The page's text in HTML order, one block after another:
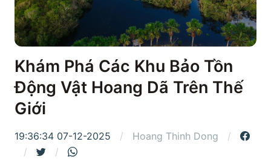
Khám Phá Các Khu Bảo Tồn
Động Vật Hoang Dã Trên Thế
Giới
19:36:34 07-12-2025 Hoang Thinh Dong